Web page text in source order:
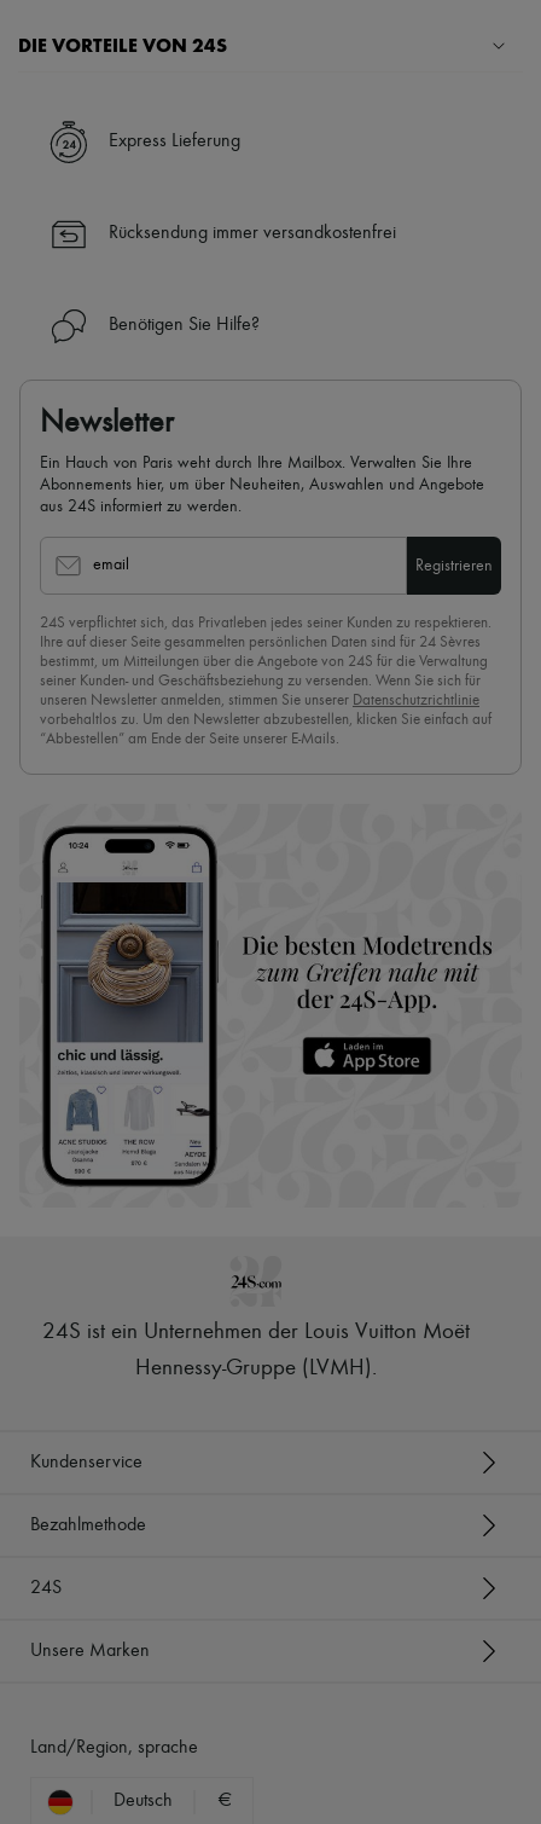
DIE VORTEILE VON 24S
✓ Expresslieferung in über 100 Ländern
✓ Kostenlose Retouren
die Uhr (24h/24)
Mehr erfahren über 24S, ein Haus aus der LVMH-Gruppe
Express Lieferung
Rücksendung immer versandkostenfrei
Benötigen Sie Hilfe?
Newsletter
Ein Hauch von Paris weht durch Ihre Mailbox. Verwalten Sie Ihre
Abonnements hier, um über Neuheiten, Auswahlen und Angebote
aus 24S informiert zu werden.
email Registrieren
24S verpflichtet sich, das Privatleben jedes seiner Kunden zu respektieren.
Ihre auf dieser Seite gesammelten persönlichen Daten sind für 24 Sèvres
bestimmt, um Mitteilungen über die Angebote von 24S für die Verwaltung
seiner Kunden- und Geschäftsbeziehung zu versenden. Wenn Sie sich für
unseren Newsletter anmelden, stimmen Sie unserer Datenschutzrichtlinie
vorbehaltlos zu. Um den Newsletter abzubestellen, klicken Sie einfach auf
“Abbestellen” am Ende der Seite unserer E-Mails.
24S ist ein Unternehmen der Louis Vuitton Moët
Hennessy-Gruppe (LVMH).
Kundenservice
Bezahlmethode
24S
Unsere Marken
Land/Region, sprache
Deutsch €